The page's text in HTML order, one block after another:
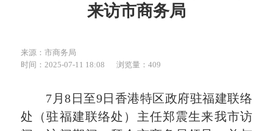
来访市商务局
来源：市商务局
时间：2025-07-11 18:08
浏览量：409
7月8日至9日香港特区政府驻福建联络
处（驻福建联络处）主任郑震生来我市访